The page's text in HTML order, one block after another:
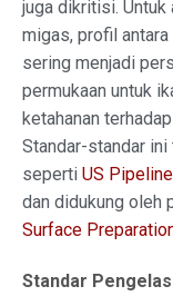
juga dikritisi.
migas, profil antara
sering menjadi
permukaan untuk
ketahanan terhadap
Standar-standar
seperti US
dan didukung oleh
Surface
Standar